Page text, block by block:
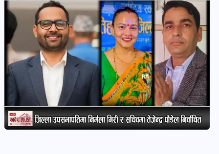
विकास-
निर्माण
खबर
पोष्ट
कृषि
र
कृषक